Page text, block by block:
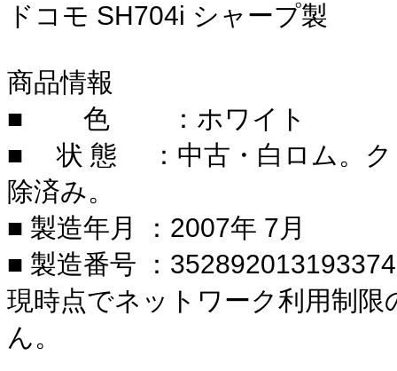
ドコモ SH704i シャープ製
商品情報
■ 色 ：ホワイト
■ 状 態 ：中古・白ロム。ク
除済み。
■ 製造年月 ：2007年 7月
■ 製造番号 ：352892013193374
現時点でネットワーク利用制
ん。